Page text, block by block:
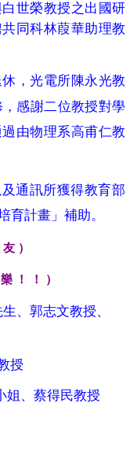
世榮教授之出國研
同科林葭華助理教
，光電所陳永光教
感謝二位教授對學
由物理系高甫仁教
通訊所獲得教育部
育計畫」補助。
）
！ ！ ）
、郭志文教授、
授
姐、蔡得民教授